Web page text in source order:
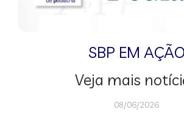
SBP EM AÇÃO
Veja mais
08/06/2026